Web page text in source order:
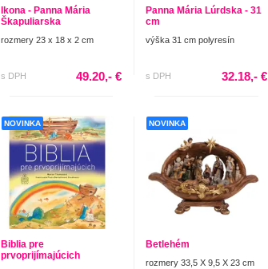
Ikona - Panna Mária
Škapuliarska
rozmery 23 x 18 x 2 cm
s DPH 49.20,- €
Panna Mária Lúrdska - 31
cm
výška 31 cm polyresín
s DPH 32.18,- €
NOVINKA
Biblia pre
prvoprijímajúcich
NOVINKA
Betlehém
rozmery 33,5 X 9,5 X 23 cm